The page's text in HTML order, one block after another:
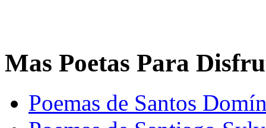
Mas Poetas Para
Poemas de Santos